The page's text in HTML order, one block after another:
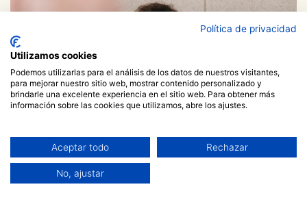
Política de privacidad
Utilizamos cookies
Podemos utilizarlas para el análisis de los datos de nuestros visitantes,
para mejorar nuestro sitio web, mostrar contenido personalizado y
brindarle una excelente experiencia en el sitio web. Para obtener más
información sobre las cookies que utilizamos, abre los ajustes.
Aceptar todo Rechazar
No, ajustar